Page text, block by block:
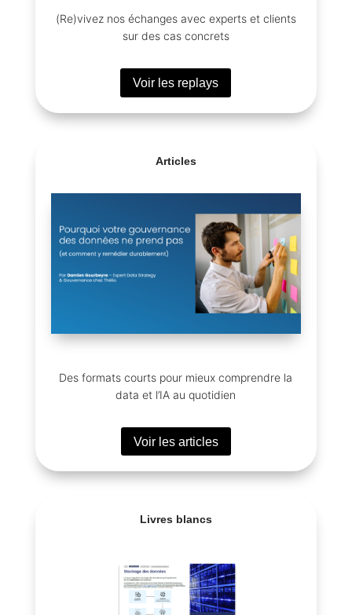
(Re)vivez nos échanges avec experts et clients
sur des cas concrets
Voir les replays
Articles
Des formats courts pour mieux comprendre la
data et l’IA au quotidien
Voir les articles
Livres blancs